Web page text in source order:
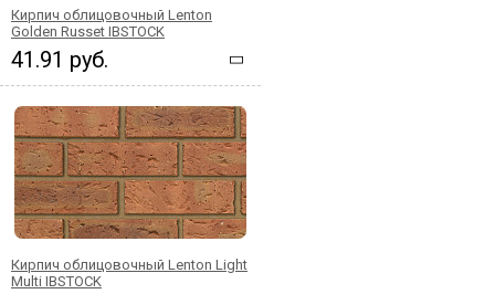
Кирпич облицовочный Lenton
Golden Russet IBSTOCK
41.91 руб.
Кирпич облицовочный Lenton Light
Multi IBSTOCK